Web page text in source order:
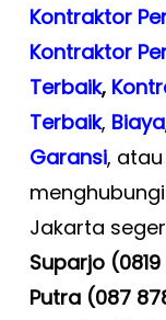
Kontraktor
Kontraktor
Terbaik,
Terbaik, Biaya
Garansi, atau
Jakarta
Suparjo
Putra (087